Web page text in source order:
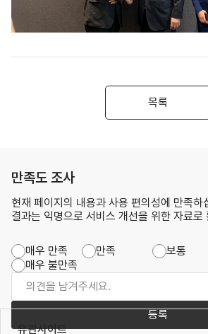
목록
만족도 조사
현재 페이지의 내용과 사용 편의성에 만족하
결과는 익명으로 서비스 개선을 위한 자료로
매우 만족 만족 보통
매우 불만족
등록
유관사이트